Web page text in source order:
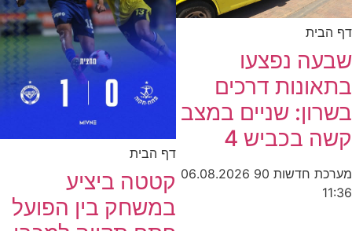
דף הבית
שבעה נפצעו
בתאונות דרכים
בשרון: שניים במצב
קשה בכביש 4
מערכת חדשות 90
06.08.2026
11:36
דף הבית
קטטה ביציע
במשחק בין הפועל